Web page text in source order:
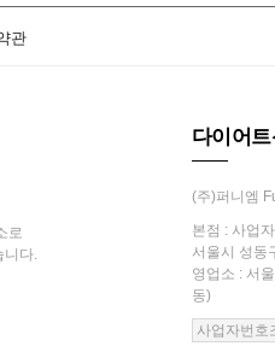
관
로
니다.
다이어
(주)퍼니엠
본점 : 사업
서울시 성동
영업소 : 서
동)
사업자번호